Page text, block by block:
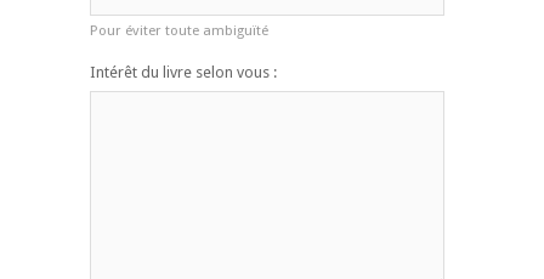
Pour éviter toute ambiguïté
Intérêt du livre selon vous :